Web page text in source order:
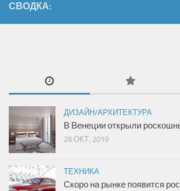
СВОДКА:
ДИЗАЙН/АРХИТЕКТУРА
В Венеции открыли
28 ОКТ, 2019
ТЕХНИКА
Скоро на рынке появится